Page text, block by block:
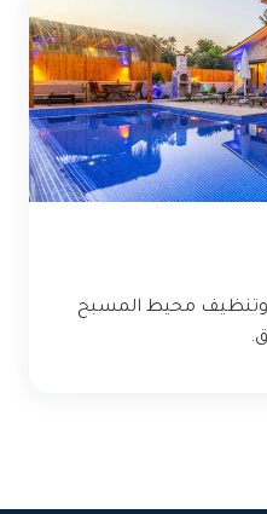
وتنظيف محيط المسبح